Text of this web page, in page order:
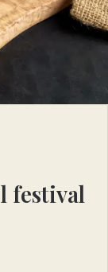
festival